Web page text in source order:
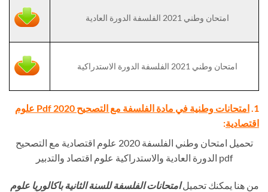
امتحان وطني 2021 الفلسفة الدورة العادية
امتحان وطني 2021 الفلسفة الدورة الاستدراكية
1.
امتحانات وطنية في مادة الفلسفة مع التصحيح Pdf 2020 علوم
اقتصادية:
تحميل امتحان وطني الفلسفة 2020 علوم اقتصادية مع التصحيح
pdf الدورة العادية والاستدراكية علوم اقتصاد والتدبير
من هنا يمكنك تحميلامتحانات الفلسفة للسنة الثانية باكالوريا علوم